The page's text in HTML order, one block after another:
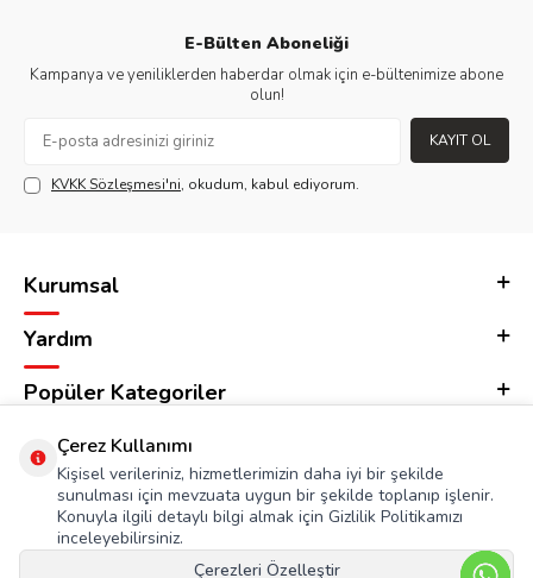
E-Bülten Aboneliği
Kampanya ve yeniliklerden haberdar olmak için e-bültenimize abone
olun!
KAYIT OL
KVKK Sözleşmesi'ni, okudum, kabul ediyorum.
Kurumsal
Yardım
Popüler Kategoriler
Adres & İletişim
Çerez Kullanımı
Kişisel verileriniz, hizmetlerimizin daha iyi bir şekilde
sunulması için mevzuata uygun bir şekilde toplanıp işlenir.
Konuyla ilgili detaylı bilgi almak için Gizlilik Politikamızı
inceleyebilirsiniz.
Çerezleri Özelleştir